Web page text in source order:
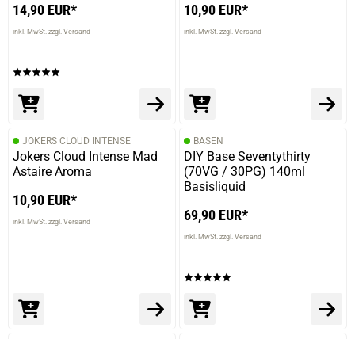
14,90 EUR*
inkl. MwSt. zzgl. Versand
10,90 EUR*
inkl. MwSt. zzgl. Versand
JOKERS CLOUD INTENSE
Jokers Cloud Intense Mad
Astaire Aroma
10,90 EUR*
inkl. MwSt. zzgl. Versand
BASEN
DIY Base Seventythirty
(70VG / 30PG) 140ml
Basisliquid
69,90 EUR*
inkl. MwSt. zzgl. Versand